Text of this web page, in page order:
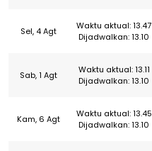
Sel, 4 Agt
Waktu aktual: 13.47
Dijadwalkan: 13.10
Sab, 1 Agt
Waktu aktual: 13.11
Dijadwalkan: 13.10
Kam, 6 Agt
Waktu aktual: 13.45
Dijadwalkan: 13.10